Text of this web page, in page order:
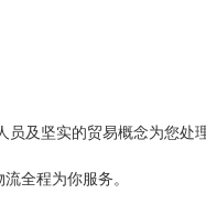
及坚实的贸易概念为您处
全程为你服务。